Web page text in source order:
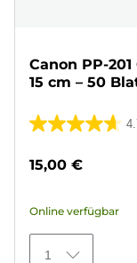
Canon PP-
15 cm – 50
4.7
5
433
Bewertungen
15,00 €
Online verfügbar
1